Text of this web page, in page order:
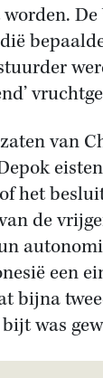
van
het
de
een
bijna
was